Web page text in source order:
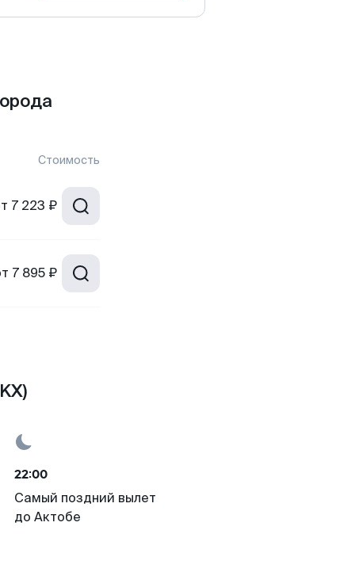
Стоимость
7 223 ₽
7 895 ₽
22:00
Самый поздний вылет
до Актобе